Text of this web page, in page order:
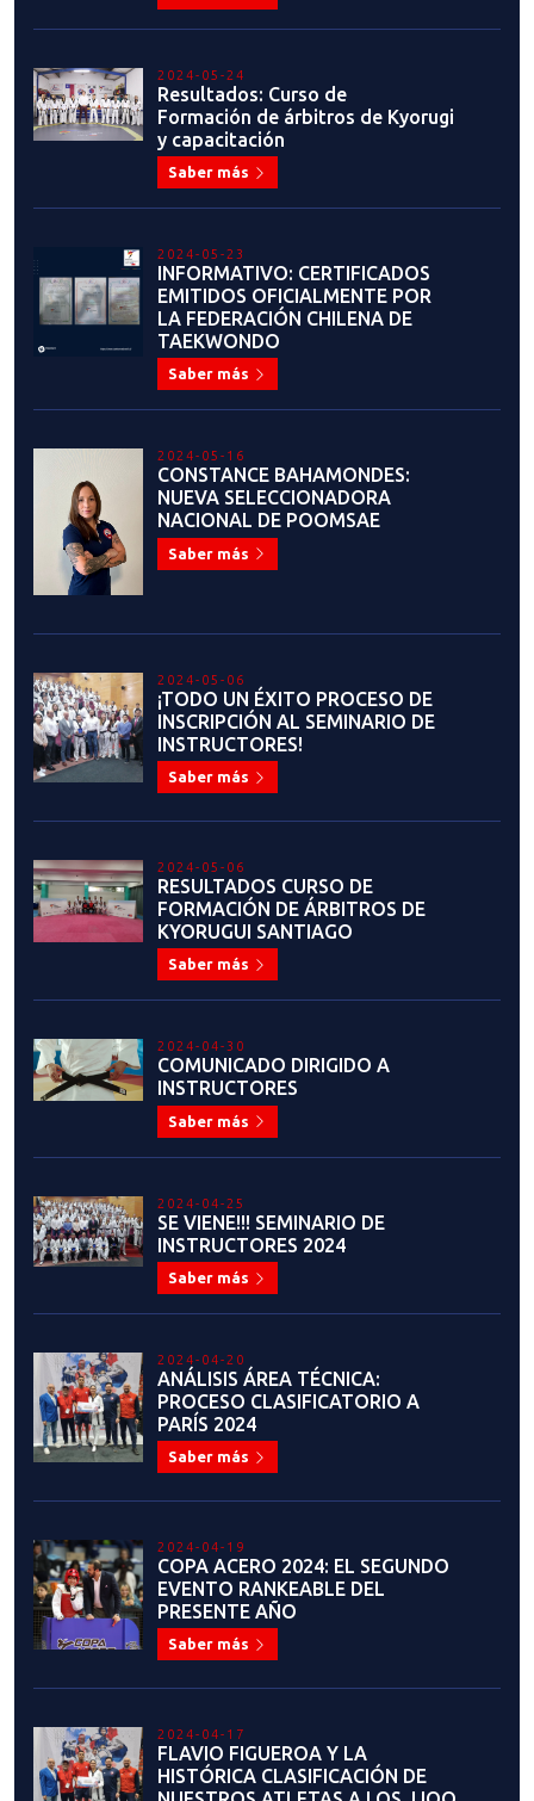
2024-05-24
Resultados: Curso de
Formación de árbitros de Kyorugi
y capacitación
Saber más
2024-05-23
INFORMATIVO: CERTIFICADOS
EMITIDOS OFICIALMENTE POR
LA FEDERACIÓN CHILENA DE
TAEKWONDO
Saber más
2024-05-16
CONSTANCE BAHAMONDES:
NUEVA SELECCIONADORA
NACIONAL DE POOMSAE
Saber más
2024-05-06
¡TODO UN ÉXITO PROCESO DE
INSCRIPCIÓN AL SEMINARIO DE
INSTRUCTORES!
Saber más
2024-05-06
RESULTADOS CURSO DE
FORMACIÓN DE ÁRBITROS DE
KYORUGUI SANTIAGO
Saber más
2024-04-30
COMUNICADO DIRIGIDO A
INSTRUCTORES
Saber más
2024-04-25
SE VIENE!!! SEMINARIO DE
INSTRUCTORES 2024
Saber más
2024-04-20
ANÁLISIS ÁREA TÉCNICA:
PROCESO CLASIFICATORIO A
PARÍS 2024
Saber más
2024-04-19
COPA ACERO 2024: EL SEGUNDO
EVENTO RANKEABLE DEL
PRESENTE AÑO
Saber más
2024-04-17
FLAVIO FIGUEROA Y LA
HISTÓRICA CLASIFICACIÓN DE